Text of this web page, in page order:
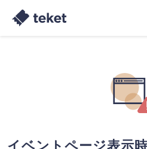
イベントページ表示